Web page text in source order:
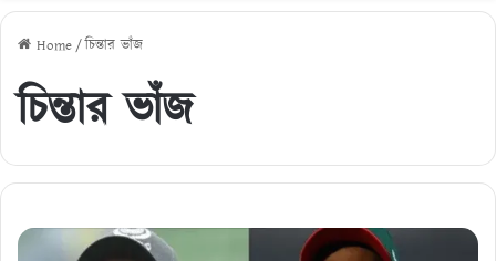
Home/চিন্তার ভাঁজ
চিন্তার ভাঁজ